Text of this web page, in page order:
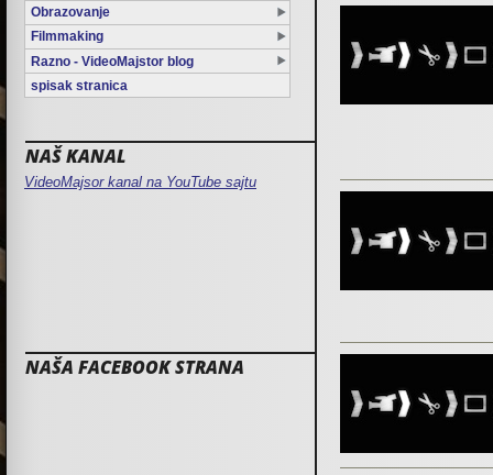
Obrazovanje
Filmmaking
Razno - VideoMajstor blog
spisak stranica
NAŠ KANAL
VideoMajsor kanal na YouTube sajtu
NAŠA FACEBOOK STRANA